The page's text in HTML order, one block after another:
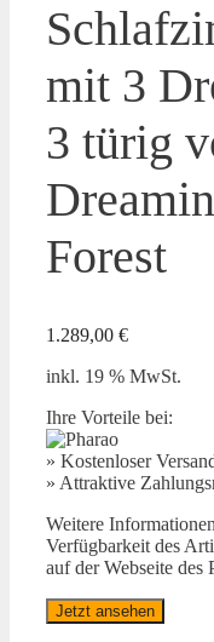
mit 3
3 türig
Forest
1.289,00 €
inkl. 19 % MwSt.
Ihre Vorteile bei:
» Kostenloser
» Attraktive
Weitere
Verfügbarkeit des
auf der Webseite des
Jetzt ansehen